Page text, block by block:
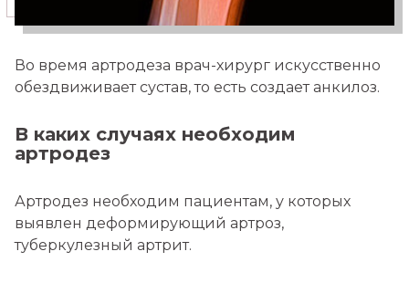
Во время артродеза врач-хирург искусственно
обездвиживает сустав, то есть создает анкилоз.
В каких случаях необходим
артродез
Артродез необходим пациентам, у которых
выявлен деформирующий артроз,
туберкулезный артрит.